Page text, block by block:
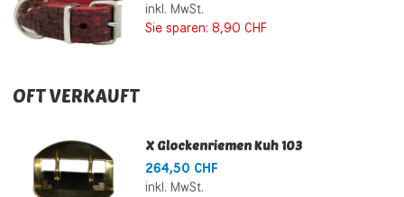
inkl. MwSt.
Sie sparen: 8,90 CHF
OFT VERKAUFT
X Glockenriemen Kuh 103
264,50 CHF
inkl. MwSt.